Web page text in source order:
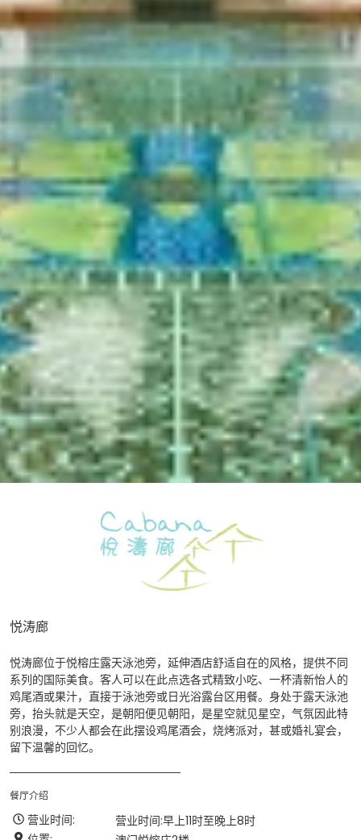
悦涛廊
悦涛廊位于悦榕庄露天泳池旁，延伸酒店舒适自在的风格，提供不同
系列的国际美食。客人可以在此点选各式精致小吃、一杯清新怡人的
鸡尾酒或果汁，直接于泳池旁或日光浴露台区用餐。身处于露天泳池
旁，抬头就是天空，是朝阳便见朝阳，是星空就见星空，气氛因此特
别浪漫，不少人都会在此摆设鸡尾酒会，烧烤派对，甚或婚礼宴会，
留下温馨的回忆。
餐厅介绍
营业时间:
营业时间:早上11时至晚上8时